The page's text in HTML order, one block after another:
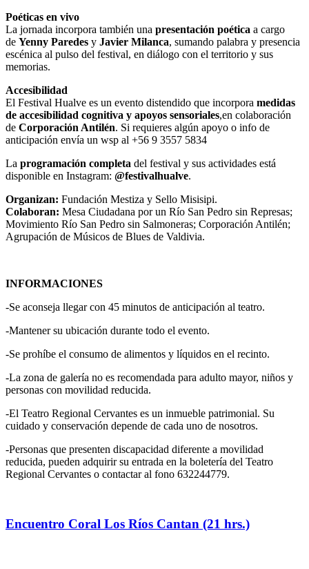
Poéticas en vivo
La jornada incorpora también una presentación poética a cargo
de Yenny Paredes y Javier Milanca, sumando palabra y presencia
escénica al pulso del festival, en diálogo con el territorio y sus
memorias.
Accesibilidad
El Festival Hualve es un evento distendido que incorpora medidas
de accesibilidad cognitiva y apoyos sensoriales,en colaboración
de Corporación Antilén. Si requieres algún apoyo o info de
anticipación envía un wsp al +56 9 3557 5834
La programación completa del festival y sus actividades está
disponible en Instagram: @festivalhualve.
Organizan: Fundación Mestiza y Sello Misisipi.
Colaboran: Mesa Ciudadana por un Río San Pedro sin Represas;
Movimiento Río San Pedro sin Salmoneras; Corporación Antilén;
Agrupación de Músicos de Blues de Valdivia.
INFORMACIONES
-Se aconseja llegar con 45 minutos de anticipación al teatro.
-Mantener su ubicación durante todo el evento.
-Se prohíbe el consumo de alimentos y líquidos en el recinto.
-La zona de galería no es recomendada para adulto mayor, niños y
personas con movilidad reducida.
-El Teatro Regional Cervantes es un inmueble patrimonial. Su
cuidado y conservación depende de cada uno de nosotros.
-Personas que presenten discapacidad diferente a movilidad
reducida, pueden adquirir su entrada en la boletería del Teatro
Regional Cervantes o contactar al fono 632244779.
Encuentro Coral Los Ríos Cantan (21 hrs.)